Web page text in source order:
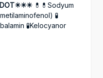
💊💊Sodyum
🧪
🧪Kelocyanor